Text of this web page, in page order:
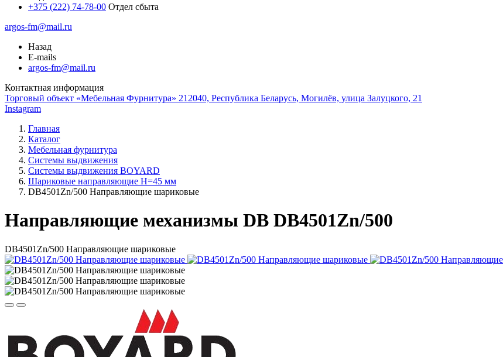
+375 (222) 74-78-00 Отдел сбыта
argos-fm@mail.ru
Назад
E-mails
argos-fm@mail.ru
Контактная информация
Торговый объект «Мебельная Фурнитура» 212040, Республика Беларусь, Могилёв, улица Залуцкого, 21
Instagram
Главная
Каталог
Мебельная фурнитура
Системы выдвижения
Системы выдвижения BOYARD
Шариковые направляющие H=45 мм
DB4501Zn/500 Направляющие шариковые
Направляющие механизмы DB DB4501Zn/500
DB4501Zn/500 Направляющие шариковые